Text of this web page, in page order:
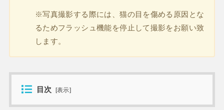
※写真撮影する際には、猫の目を傷める原因とな
るためフラッシュ機能を停止して撮影をお願い致
します。
目次 [表示]